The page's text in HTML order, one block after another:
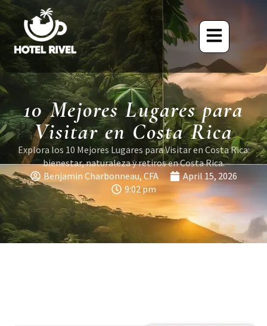
10 Mejores Lugares para
Visitar en Costa Rica
Explora los 10 Mejores Lugares para Visitar en Costa Rica:
bienestar, naturaleza y retiros en Costa Rica.
Benjamin Charbonneau, CFA
April 15, 2026
9:02 pm